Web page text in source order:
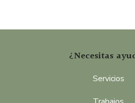
¿Necesitas
Servicios